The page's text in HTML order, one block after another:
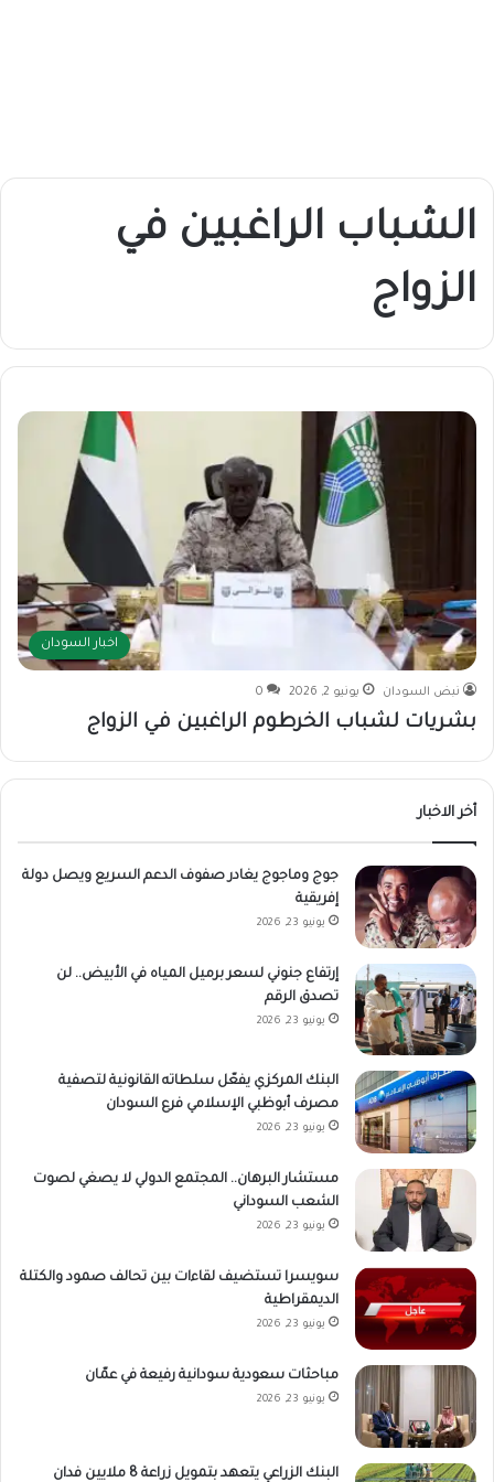
الشباب الراغبين في
الزواج
اخبار السودان
نبض السودان يونيو 2, 2026 0
بشريات لشباب الخرطوم الراغبين في الزواج
أخر الاخبار
جوج وماجوج يغادر صفوف الدعم السريع ويصل دولة
إفريقية
يونيو 23, 2026
إرتفاع جنوني لسعر برميل المياه في الأبيض.. لن
تصدق الرقم
يونيو 23, 2026
البنك المركزي يفعّل سلطاته القانونية لتصفية
مصرف أبوظبي الإسلامي فرع السودان
يونيو 23, 2026
مستشار البرهان.. المجتمع الدولي لا يصغي لصوت
الشعب السوداني
يونيو 23, 2026
سويسرا تستضيف لقاءات بين تحالف صمود والكتلة
الديمقراطية
يونيو 23, 2026
مباحثات سعودية سودانية رفيعة في عمّان
يونيو 23, 2026
البنك الزراعي يتعهد بتمويل زراعة 8 ملايين فدان